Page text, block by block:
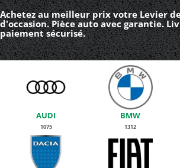
Achetez au meilleur prix votre Levier
d'occasion. Pièce auto avec garantie.
paiement sécurisé.
AUDI
1075
BMW
1312